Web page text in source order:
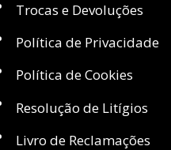
Trocas e Devoluções
Política de Privacidade
Política de Cookies
Resolução de Litígios
Livro de Reclamações